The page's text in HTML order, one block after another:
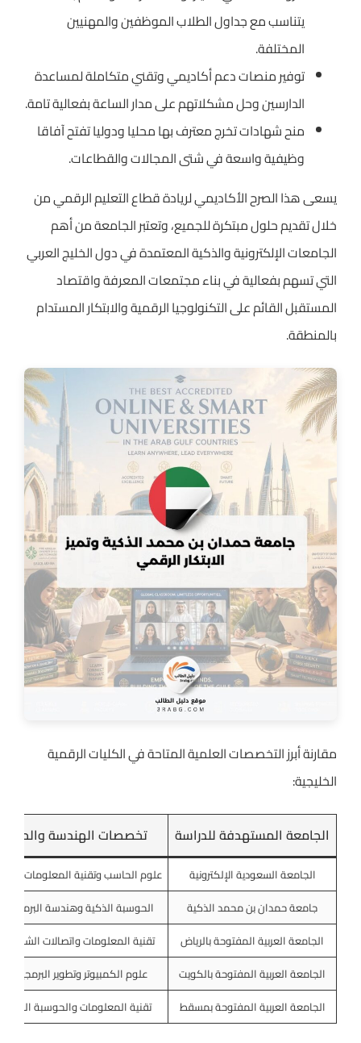
يتناسب مع جداول الطلاب الموظفين والمهنيين
المختلفة.
توفير منصات دعم أكاديمي وتقني متكاملة لمساعدة
الدارسين وحل مشكلاتهم على مدار الساعة بفعالية تامة.
منح شهادات تخرج معترف بها محليا ودوليا تفتح آفاقا
وظيفية واسعة في شتى المجالات والقطاعات.
يسعى هذا الصرح الأكاديمي لريادة قطاع التعليم الرقمي من
خلال تقديم حلول مبتكرة للجميع، وتعتبر الجامعة من أهم
الجامعات الإلكترونية والذكية المعتمدة في دول الخليج العربي
التي تسهم بفعالية في بناء مجتمعات المعرفة واقتصاد
المستقبل القائم على التكنولوجيا الرقمية والابتكار المستدام
بالمنطقة.
مقارنة أبرز التخصصات العلمية المتاحة في الكليات الرقمية
الخليجية:
الجامعة المستهدفة للدراسة تخصصات الهندسة
الجامعة السعودية الإلكترونية
علوم الحاسب وتقنية المعلومات
جامعة حمدان بن محمد الذكية
الحوسبة الذكية وهندسة
الجامعة العربية المفتوحة بالرياض
تقنية المعلومات واتصالات
الجامعة العربية المفتوحة بالكويت
علوم الكمبيوتر وتطوير البرمجيات
الجامعة العربية المفتوحة بمسقط
تقنية المعلومات والحوسبة